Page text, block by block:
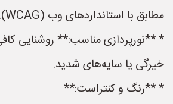
مطابق با استانداردهای وب (WCAG).
* **نورپردازی مناسب:** روشنایی
خیرگی یا سایه‌های شدید.
* **رنگ و کنتراست:**